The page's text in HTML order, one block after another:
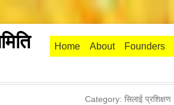
Primary Menu
Skip to content
Home About Founders
Category: सिलाई प्रशिक्षण